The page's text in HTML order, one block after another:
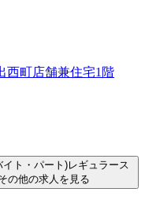
西町店舗兼住宅1階
ト・パート)レギュラース
の他の求人を見る